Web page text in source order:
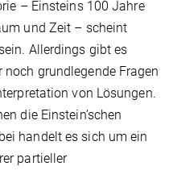
– Einsteins 100 Jahre
und Zeit – scheint
Allerdings gibt es
grundlegende Fragen
von Lösungen.
die Einstein’schen
handelt es sich um ein
partieller